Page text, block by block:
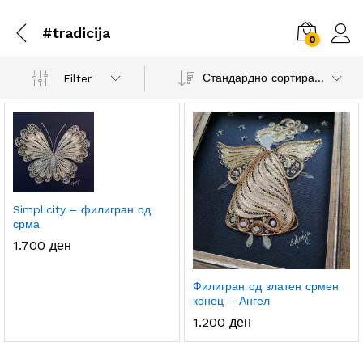
#tradicija 0
Filter Стандардно сортирање
Simplicity – филигран од
срма
1.700 ден
Филигран од златен срмен
конец – Ангел
1.200 ден